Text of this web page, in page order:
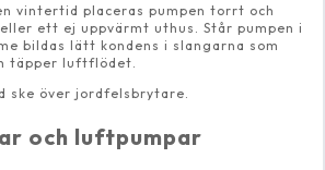
vintertid placeras pumpen torrt och
ett ej uppvärmt uthus. Står pumpen i
bildas lätt kondens i slangarna som
täpper luftflödet.
ske över jordfelsbrytare.
och luftpumpar